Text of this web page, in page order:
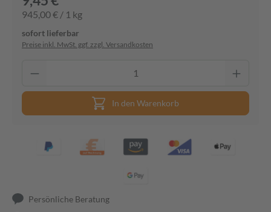
945,00 € / 1 kg
sofort lieferbar
Preise inkl. MwSt. ggf. zzgl. Versandkosten
In den Warenkorb
Persönliche Beratung